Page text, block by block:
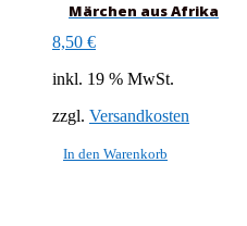
Märchen aus Afrika
8,50 €
inkl. 19 % MwSt.
zzgl. Versandkosten
In den Warenkorb